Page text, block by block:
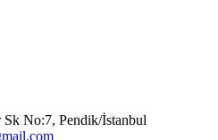
No:7, Pendik/İstanbul